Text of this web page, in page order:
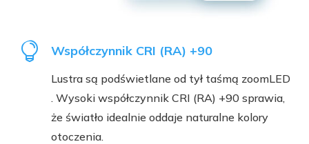
 Współczynnik CRI (RA) +90
Lustra są podświetlane od tył taśmą zoomLED
. Wysoki współczynnik CRI (RA) +90 sprawia,
że światło idealnie oddaje naturalne kolory
otoczenia.